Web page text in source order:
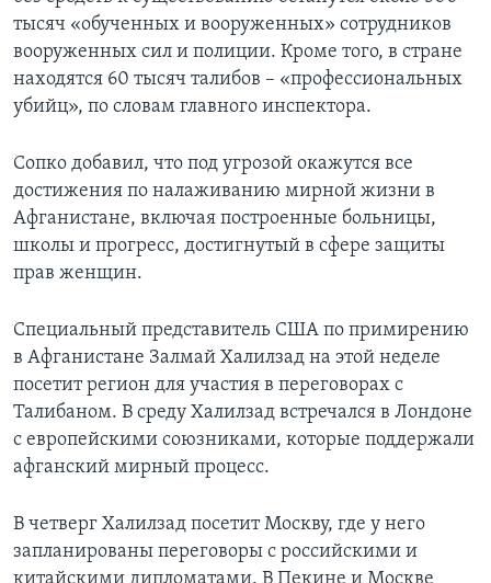
тысяч «обученных и вооруженных» сотрудников
вооруженных сил и полиции. Кроме того, в стране
находятся 60 тысяч талибов – «профессиональных
убийц», по словам главного инспектора.
Сопко добавил, что под угрозой окажутся все
достижения по налаживанию мирной жизни в
Афганистане, включая построенные больницы,
школы и прогресс, достигнутый в сфере защиты
прав женщин.
Специальный представитель США по примирению
в Афганистане Залмай Халилзад на этой неделе
посетит регион для участия в переговорах с
Талибаном. В среду Халилзад встречался в Лондоне
с европейскими союзниками, которые поддержали
афганский мирный процесс.
В четверг Халилзад посетит Москву, где у него
запланированы переговоры с российскими и